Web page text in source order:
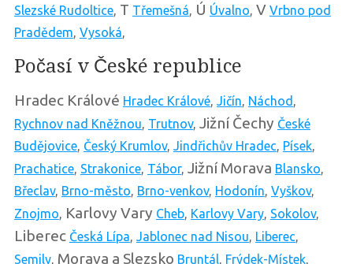
Slezské Rudoltice, T Třemešná, Ú Úvalno, V Vrbno pod
Pradědem, Vysoká,
Počasí v České republice
Hradec Králové Hradec Králové, Jičín, Náchod ,
Rychnov nad Kněžnou, Trutnov, Jižní Čechy České
Budějovice, Český Krumlov, Jindřichův Hradec, Písek,
Prachatice, Strakonice, Tábor, Jižní Morava Blansko,
Břeclav, Brno-město, Brno-venkov, Hodonín, Vyškov,
Znojmo, Karlovy Vary Cheb, Karlovy Vary, Sokolov,
Liberec Česká Lípa, Jablonec nad Nisou, Liberec,
Semily, Morava a Slezsko Bruntál, Frýdek-Místek,